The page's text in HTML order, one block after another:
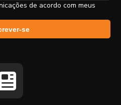
de acordo com meus
se